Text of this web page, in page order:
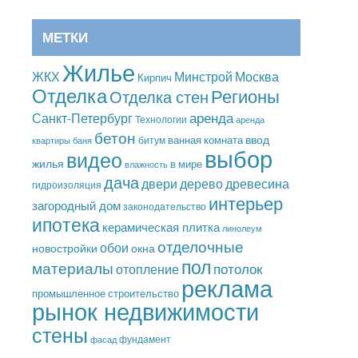
МЕТКИ
ЖКХЖилье Кирпич Минстрой Москва
ОтделкаОтделка стенРегионы
Санкт-Петербург Технологии аренда аренда
квартиры баня бетон битум ванная комната ввод
жилья видео влажность в мире выбор
гидроизоляция дачадверидереводревесина
загородный дом законодательство интерьер
ипотека керамическая плитка линолеум
новостройки обои окна отделочные
материалыотоплениепол потолок
промышленное строительство реклама
рынок недвижимости
стены фасад фундамент